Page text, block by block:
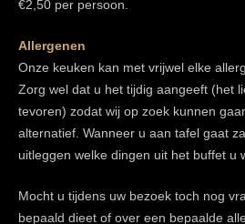
€2,50 per persoon.
Allergenen
Onze keuken kan met vrijwel elke
Zorg wel dat u het tijdig aangeeft (het
tevoren) zodat wij op zoek kunnen
alternatief. Wanneer u aan tafel gaat
uitleggen welke dingen uit het buffet u
Mocht u tijdens uw bezoek toch nog
bepaald dieet of over een bepaalde